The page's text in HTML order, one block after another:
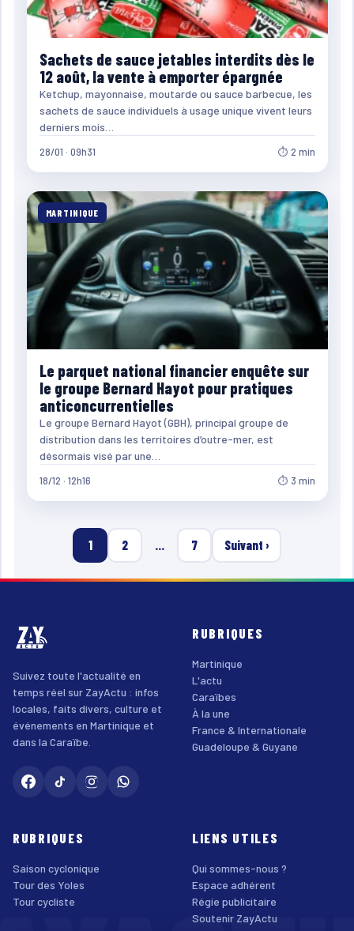
Sachets de sauce jetables interdits dès le
12 août, la vente à emporter épargnée
Ketchup, mayonnaise, moutarde ou sauce barbecue, les
sachets de sauce individuels à usage unique vivent leurs
derniers mois…
28/01 · 09h31 ⏱ 2 min
MARTINIQUE
Le parquet national financier enquête sur
le groupe Bernard Hayot pour pratiques
anticoncurrentielles
Le groupe Bernard Hayot (GBH), principal groupe de
distribution dans les territoires d’outre-mer, est
désormais visé par une…
18/12 · 12h16 ⏱ 3 min
1 2 … 7 Suivant ›
Suivez toute l'actualité en
temps réel sur ZayActu : infos
locales, faits divers, culture et
événements en Martinique et
dans la Caraïbe.
RUBRIQUES
Martinique
L'actu
Caraïbes
À la une
France & Internationale
Guadeloupe & Guyane
RUBRIQUES
Saison cyclonique
Tour des Yoles
Tour cycliste
LIENS UTILES
Qui sommes-nous ?
Espace adhérent
Régie publicitaire
Soutenir ZayActu